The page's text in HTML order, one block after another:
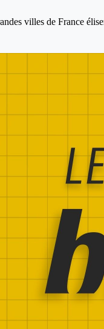
villes de France